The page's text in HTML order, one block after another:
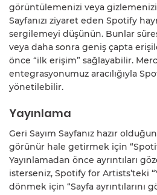
görüntülemenizi veya gizlemenizi
Sayfanızı ziyaret eden Spotify
sergilemeyi düşünün. Bunlar
veya daha sonra geniş çapta
önce “ilk erişim” sağlayabilir.
entegrasyonumuz aracılığıyla
yönetilebilir.
Yayınlama
Geri Sayım Sayfanız hazır
görünür hale getirmek için
Yayınlamadan önce ayrıntıları
isterseniz, Spotify for Artists’teki
dönmek için “Sayfa ayrıntılarını